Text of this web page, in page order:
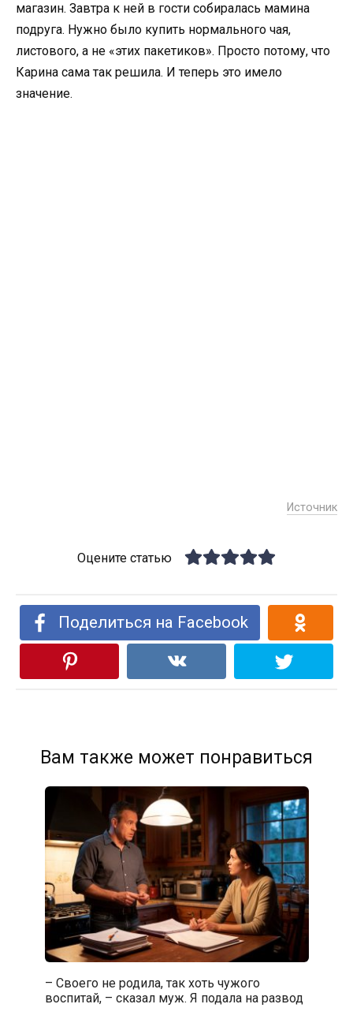
магазин. Завтра к ней в гости собиралась мамина
подруга. Нужно было купить нормального чая,
листового, а не «этих пакетиков». Просто потому, что
Карина сама так решила. И теперь это имело
значение.
Источник
Оцените статью
Поделиться на Facebook
Вам также может понравиться
– Своего не родила, так хоть чужого
воспитай, – сказал муж. Я подала на развод